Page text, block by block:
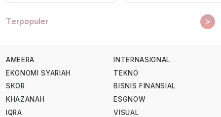
Terpopuler >
AMEERA
EKONOMI SYARIAH
SKOR
KHAZANAH
IQRA
INTERNASIONAL
TEKNO
BISNIS FINANSIAL
ESGNOW
VISUAL